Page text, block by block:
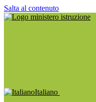
Salta al contenuto
Italiano